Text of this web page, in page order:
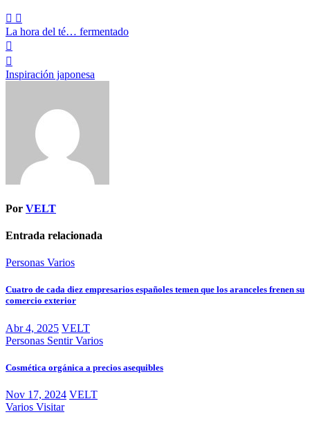
Navegación
de
entradas
La hora del té… fermentado
Inspiración japonesa
Por VELT
Entrada relacionada
Personas Varios
Cuatro de cada diez empresarios españoles temen que los aranceles frenen su
comercio exterior
Abr 4, 2025 VELT
Personas SentirVarios
Cosmética orgánica a precios asequibles
Nov 17, 2024 VELT
Varios Visitar